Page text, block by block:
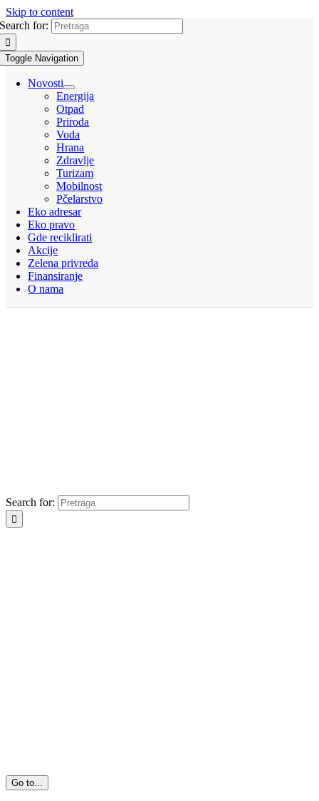
Skip to content
Search for:
Toggle Navigation
Novosti
Energija
Otpad
Priroda
Voda
Hrana
Zdravlje
Turizam
Mobilnost
Pčelarstvo
Eko adresar
Eko pravo
Gde reciklirati
Akcije
Zelena privreda
Finansiranje
O nama
Search for:
Go to...